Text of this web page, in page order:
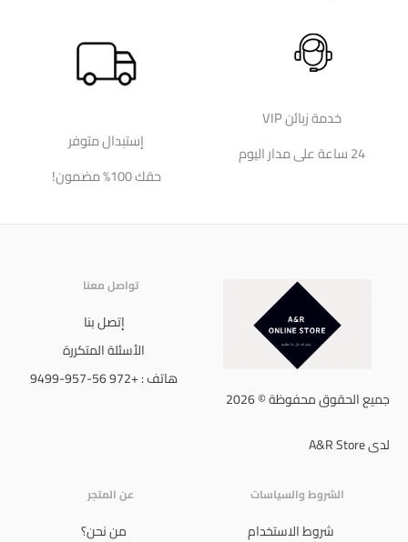
خدمة زبائن VIP
24 ساعة على مدار اليوم
إستبدال متوفر
حقك 100% مضمون!
جميع الحقوق محفوظة © 2026
لدى A&R Store
تواصل معنا
إتصل بنا
الأسئلة المتكررة
هاتف : +972 56-957-9499
الشروط والسياسات
شروط الاستخدام
عن المتجر
من نحن؟